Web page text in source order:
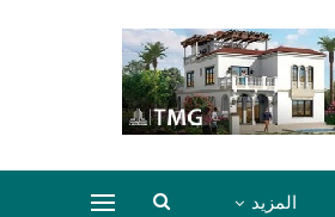
المزيد